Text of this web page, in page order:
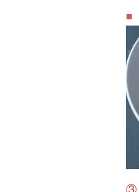
③ 大きめのボウルにいりぬか（500g）を入れ、冷ました塩水を少しずつ加えながら清